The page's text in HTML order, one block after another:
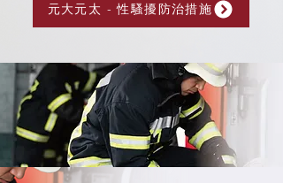
元大元太 - 性騷擾防治措施